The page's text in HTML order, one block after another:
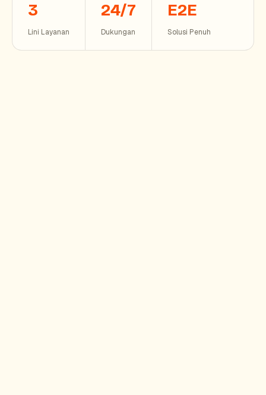
3
Lini Layanan
24/7
Dukungan
E2E
Solusi Penuh